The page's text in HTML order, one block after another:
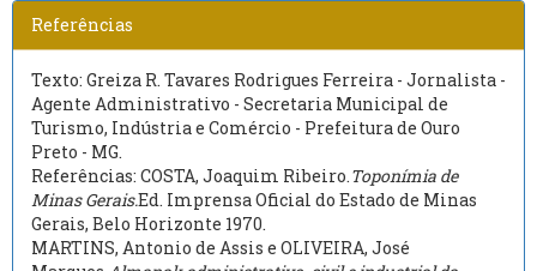
Referências
Texto: Greiza R. Tavares Rodrigues Ferreira - Jornalista -
Agente Administrativo - Secretaria Municipal de
Turismo, Indústria e Comércio - Prefeitura de Ouro
Preto - MG.
Referências: COSTA, Joaquim Ribeiro.Toponímia de
Minas Gerais.Ed. Imprensa Oficial do Estado de Minas
Gerais, Belo Horizonte 1970.
MARTINS, Antonio de Assis e OLIVEIRA, José